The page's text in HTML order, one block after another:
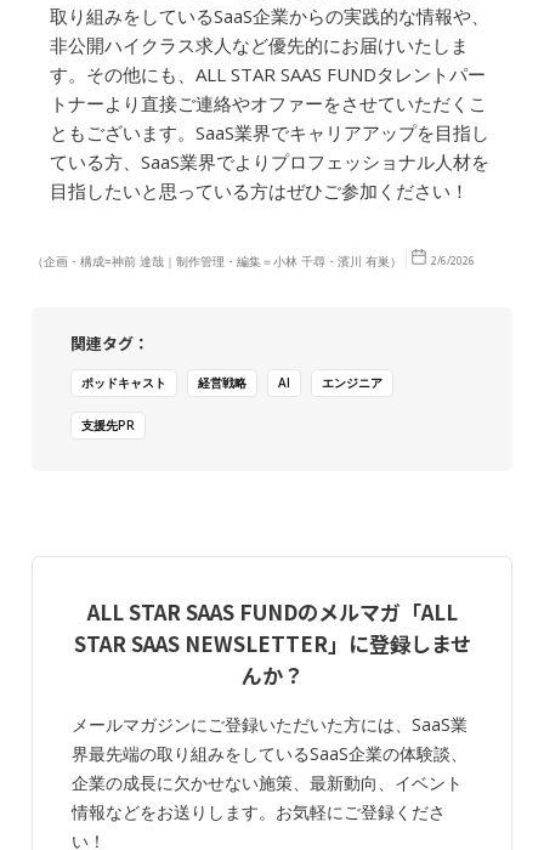
取り組みをしているSaaS企業からの実践的な情報や、
非公開ハイクラス求人など優先的にお届けいたしま
す。その他にも、ALL STAR SAAS FUNDタレントパー
トナーより直接ご連絡やオファーをさせていただくこ
ともございます。SaaS業界でキャリアアップを目指し
ている方、SaaS業界でよりプロフェッショナル人材を
目指したいと思っている方はぜひご参加ください！
（企画・構成=神前 達哉｜制作管理・編集＝小林 千尋・濱川 有巣） 2/6/2026
関連タグ：
ポッドキャスト 経営戦略 AI エンジニア
支援先PR
ALL STAR SAAS FUNDのメルマガ「ALL
STAR SAAS NEWSLETTER」に登録しませ
んか？
メールマガジンにご登録いただいた方には、SaaS業
界最先端の取り組みをしているSaaS企業の体験談、
企業の成長に欠かせない施策、最新動向、イベント
情報などをお送りします。お気軽にご登録くださ
い！